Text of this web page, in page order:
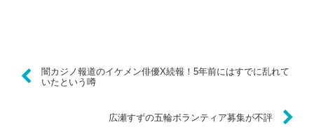
闇カジノ報道のイケメン俳優X続報！5年前にはすでに乱れて
いたという噂
広瀬すずの五輪ボランティア募集が不評